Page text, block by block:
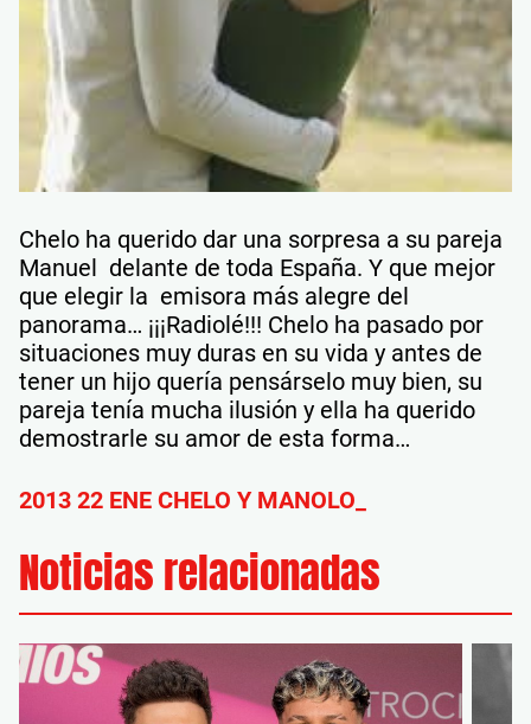
Chelo ha querido dar una sorpresa a su pareja
Manuel delante de toda España. Y que mejor
que elegir la emisora más alegre del
panorama… ¡¡¡Radiolé!!! Chelo ha pasado por
situaciones muy duras en su vida y antes de
tener un hijo quería pensárselo muy bien, su
pareja tenía mucha ilusión y ella ha querido
demostrarle su amor de esta forma…
2013 22 ENE CHELO Y MANOLO_
Noticias relacionadas